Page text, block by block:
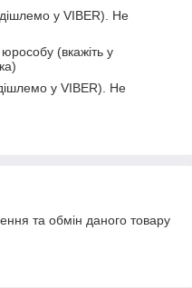
у VIBER). Не
(вкажіть у
у VIBER). Не
та обмін даного товару